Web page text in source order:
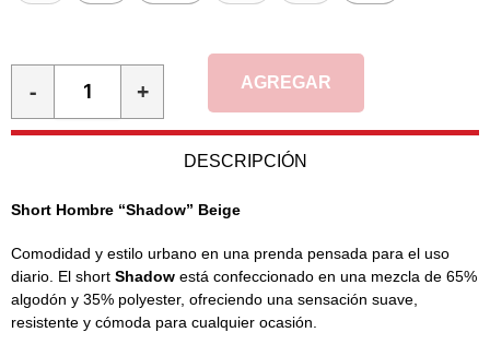
- + AGREGAR
DESCRIPCIÓN
Short Hombre “Shadow” Beige
Comodidad y estilo urbano en una prenda pensada para el uso
diario. El short Shadow está confeccionado en una mezcla de 65%
algodón y 35% polyester, ofreciendo una sensación suave,
resistente y cómoda para cualquier ocasión.